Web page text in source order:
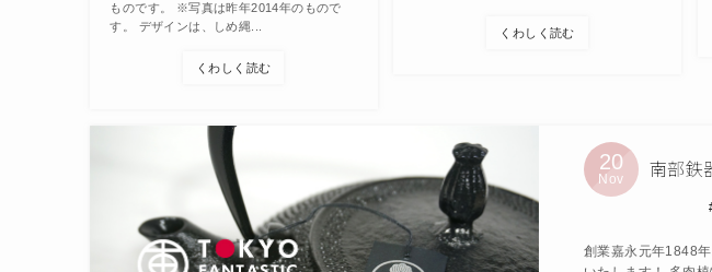
ものです。 ※写真は昨年2014年のもので
す。 デザインは、しめ縄...
くわしく読む
くわしく読む
20
Nov 南部鉄
創業嘉永元年1848